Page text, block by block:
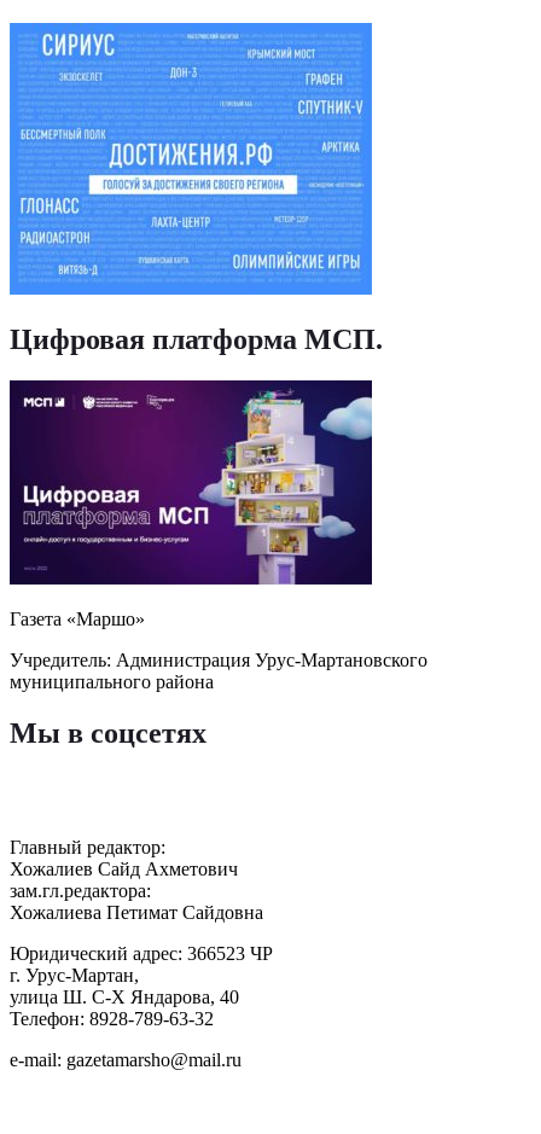
Цифровая платформа МСП.
Газета «Маршо»
Учредитель: Администрация Урус-Мартановского
муниципального района
Мы в соцсетях
Главный редактор:
Хожалиев Сайд Ахметович
зам.гл.редактора:
Хожалиева Петимат Сайдовна
Юридический адрес: 366523 ЧР
г. Урус-Мартан,
улица Ш. С-Х Яндарова, 40
Телефон: 8928-789-63-32
e-mail: gazetamarsho@mail.ru